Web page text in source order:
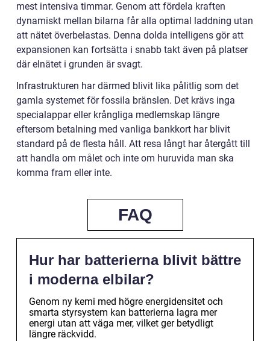
mest intensiva timmar. Genom att fördela kraften
dynamiskt mellan bilarna får alla optimal laddning utan
att nätet överbelastas. Denna dolda intelligens gör att
expansionen kan fortsätta i snabb takt även på platser
där elnätet i grunden är svagt.
Infrastrukturen har därmed blivit lika pålitlig som det
gamla systemet för fossila bränslen. Det krävs inga
specialappar eller krångliga medlemskap längre
eftersom betalning med vanliga bankkort har blivit
standard på de flesta håll. Att resa långt har återgått till
att handla om målet och inte om huruvida man ska
komma fram eller inte.
FAQ
Hur har batterierna blivit bättre
i moderna elbilar?
Genom ny kemi med högre energidensitet och
smarta styrsystem kan batterierna lagra mer
energi utan att väga mer, vilket ger betydligt
längre räckvidd.